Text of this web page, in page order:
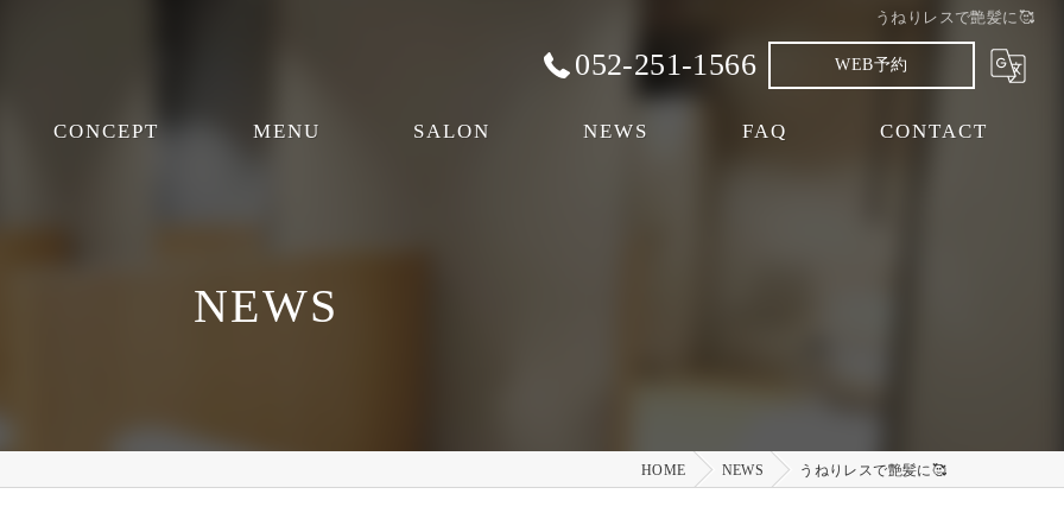
うねりレスで艶髪に🥰
052-251-1566 WEB予約
CONCEPT MENU SALON NEWS FAQ CONTACT
NEWS
HOME NEWS うねりレスで艶髪に🥰